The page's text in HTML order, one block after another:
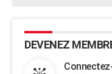
DEVENEZ